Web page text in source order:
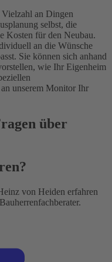
Vielzahl an Dingen
selbst, die
Kosten für den Neubau.
an die Wünsche
Sie können sich anhand
wie Ihr Eigenheim
unserem Monitor Ihr
über
von Heiden erfahren